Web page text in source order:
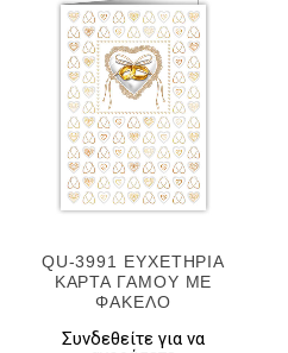
QU-3991 ΕΥΧΕΤΗΡΙΑ
ΚΑΡΤΑ ΓΑΜΟΥ ΜΕ
ΦΑΚΕΛΟ
Συνδεθείτε για να